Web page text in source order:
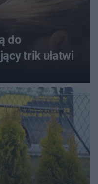
do
trik ułatwi